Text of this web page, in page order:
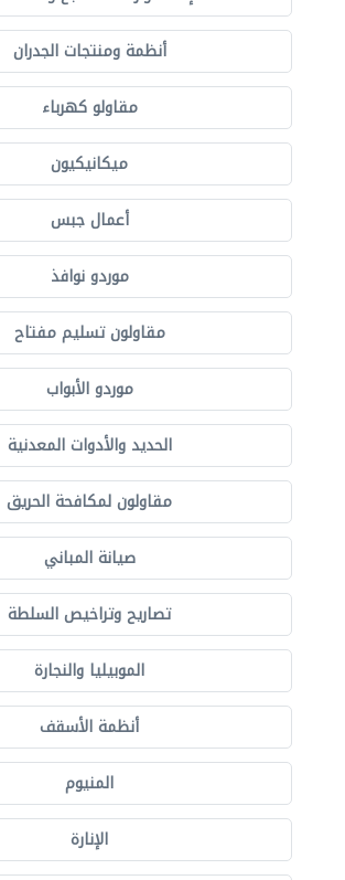
أنظمة ومنتجات الجدران
مقاولو كهرباء
ميكانيكيون
أعمال جبس
موردو نوافذ
مقاولون تسليم مفتاح
موردو الأبواب
الحديد والأدوات المعدنية
مقاولون لمكافحة الحريق
صيانة المباني
تصاريح وتراخيص السلطة
الموبيليا والنجارة
أنظمة الأسقف
المنيوم
الإنارة